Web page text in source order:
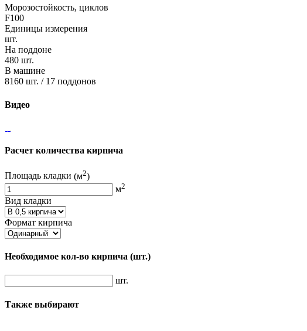
Морозостойкость, циклов
F100
Единицы измерения
шт.
На поддоне
480 шт.
В машине
8160 шт. / 17 поддонов
Видео
Расчет количества кирпича
Площадь кладки (м2)
м2
Вид кладки
Формат кирпича
Необходимое кол-во кирпича (шт.)
шт.
Также выбирают